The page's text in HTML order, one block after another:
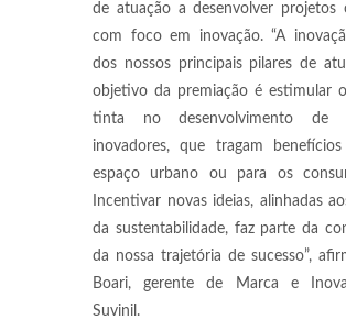
de atuação a desenvolver projetos
com foco em inovação. “A
dos nossos principais pilares de
objetivo da premiação é estimular
tinta no desenvolvimento de
inovadores, que tragam
espaço urbano ou para os
Incentivar novas ideias, alinhadas
da sustentabilidade, faz parte da
da nossa trajetória de sucesso”,
Boari, gerente de Marca e
Suvinil.